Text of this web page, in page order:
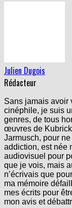
Julien Dugois
Rédacteur
Sans jamais avoir
cinéphile, je suis
genres, de tous
œuvres de
Jarmusch, pour
addiction, est née
audiovisuel pour
que je vois, mais
n’écrivais que
ma mémoire
mes écrits pour
mon avis et